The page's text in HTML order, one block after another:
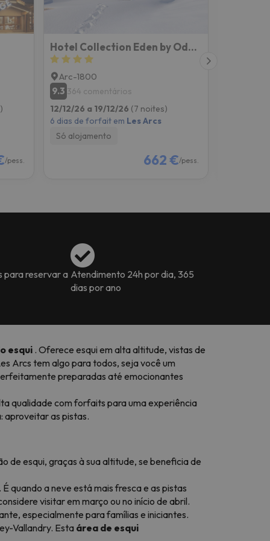
/pess.
Hotel Collection Eden by Odalys
Arc-1800
9.3 364 comentários
12/12/26 a 19/12/26 (7 noites)
6 dias de forfait em Les Arcs
Só alojamento
662 €/pess.
para reservar a Atendimento 24h por dia, 365
dias por ano
esqui . Oferece esqui em alta altitude, vistas de
Arcs tem algo para todos, seja você um
preparadas até emocionantes
qualidade com forfaits para uma experiência
aproveitar as pistas.
de esqui, graças à sua altitude, se beneficia de
. É quando a neve está mais fresca e as pistas
visitar em março ou no início de abril.
especialmente para famílias e iniciantes.
Vallandry. Estaárea de esqui